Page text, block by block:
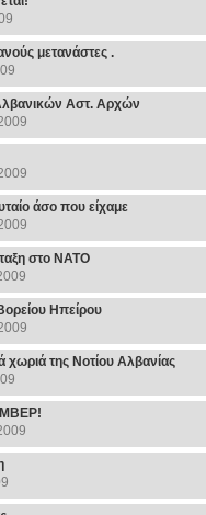
μετανάστες .
Αστ. Αρχών
άσο που είχαμε
στο ΝΑΤΟ
Ηπείρου
χωριά της Νοτίου Αλβανίας